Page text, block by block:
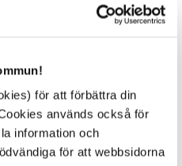
för att förbättra din
används också för
information och
för att webbsidorna
av Martin Gren. Han
revs. Han
fick delar av gården rivas
vägen. Gården
talet i greve Trolle
gården till lföverken som